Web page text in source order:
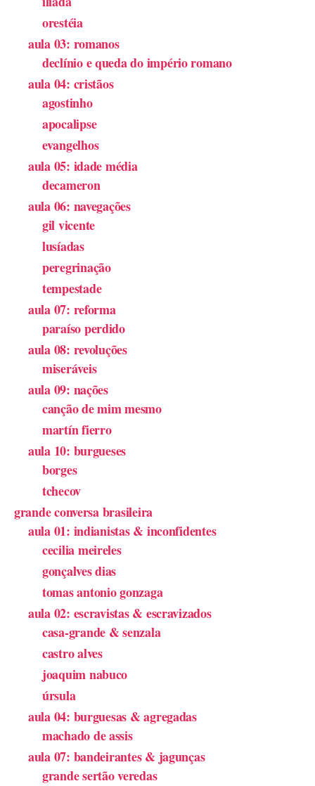
orestéia
aula 03: romanos
declínio e queda do império romano
aula 04: cristãos
agostinho
apocalipse
evangelhos
aula 05: idade média
decameron
aula 06: navegações
gil vicente
lusíadas
peregrinação
tempestade
aula 07: reforma
paraíso perdido
aula 08: revoluções
miseráveis
aula 09: nações
canção de mim mesmo
martín fierro
aula 10: burgueses
borges
tchecov
grande conversa brasileira
aula 01: indianistas & inconfidentes
cecilia meireles
gonçalves dias
tomas antonio gonzaga
aula 02: escravistas & escravizados
casa-grande & senzala
castro alves
joaquim nabuco
úrsula
aula 04: burguesas & agregadas
machado de assis
aula 07: bandeirantes & jagunças
grande sertão veredas